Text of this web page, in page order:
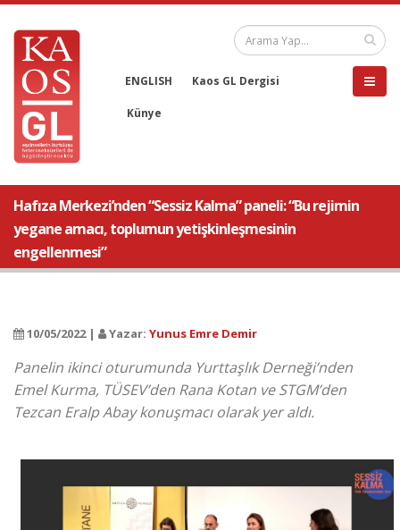
ENGLISH Kaos GL Dergisi
Künye
Hafıza Merkezi’nden “Sessiz Kalma” paneli: “Bu rejimin
yegane amacı, toplumun yetişkinleşmesinin
engellenmesi”
10/05/2022 | Yazar: Yunus Emre Demir
Panelin ikinci oturumunda Yurttaşlık Derneği’nden
Emel Kurma, TÜSEV’den Rana Kotan ve STGM’den
Tezcan Eralp Abay konuşmacı olarak yer aldı.